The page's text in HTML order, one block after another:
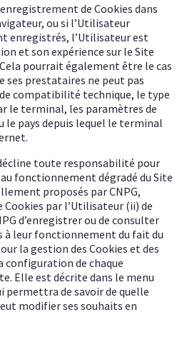
de Cookies dans
ou si l’Utilisateur
enregistrés, l’Utilisateur est
et son expérience sur le Site
pourrait également être le cas
ses prestataires ne peut pas
compatibilité technique, le type
le terminal, les paramètres de
le pays depuis lequel le terminal
toute responsabilité pour
fonctionnement dégradé du Site
proposés par CNPG,
par l’Utilisateur (ii) de
d’enregistrer ou de consulter
à leur fonctionnement du fait du
la gestion des Cookies et des
configuration de chaque
Elle est décrite dans le menu
permettra de savoir de quelle
modifier ses souhaits en